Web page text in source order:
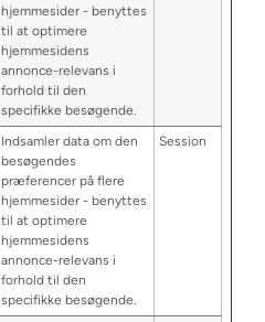
hjemmesider - benyttes
til at optimere
hjemmesidens
annonce-relevans i
forhold til den
specifikke besøgende.
Indsamler data om den
besøgendes
præferencer på flere
hjemmesider - benyttes
til at optimere
hjemmesidens
annonce-relevans i
forhold til den
specifikke besøgende.
Session